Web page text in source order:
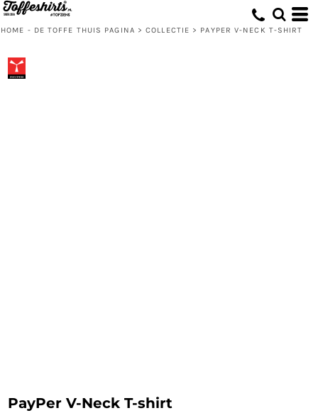
HOME - DE TOFFE THUIS PAGINA > COLLECTIE > PAYPER V-NECK T-SHIRT
PayPer V-Neck T-shirt